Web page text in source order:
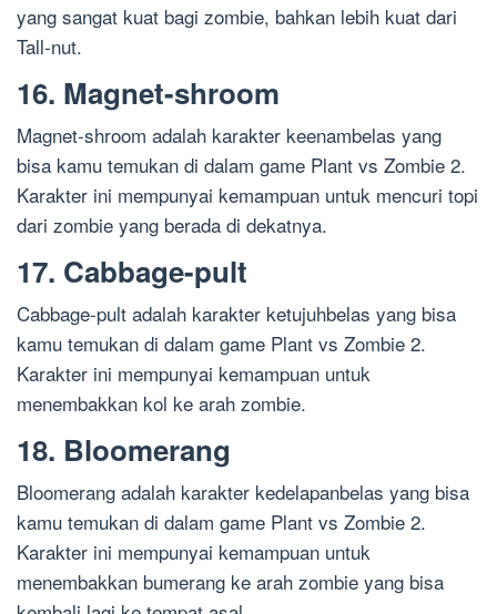
yang sangat kuat bagi zombie, bahkan lebih kuat dari
Tall-nut.
16. Magnet-shroom
Magnet-shroom adalah karakter keenambelas yang
bisa kamu temukan di dalam game Plant vs Zombie 2.
Karakter ini mempunyai kemampuan untuk mencuri topi
dari zombie yang berada di dekatnya.
17. Cabbage-pult
Cabbage-pult adalah karakter ketujuhbelas yang bisa
kamu temukan di dalam game Plant vs Zombie 2.
Karakter ini mempunyai kemampuan untuk
menembakkan kol ke arah zombie.
18. Bloomerang
Bloomerang adalah karakter kedelapanbelas yang bisa
kamu temukan di dalam game Plant vs Zombie 2.
Karakter ini mempunyai kemampuan untuk
menembakkan bumerang ke arah zombie yang bisa